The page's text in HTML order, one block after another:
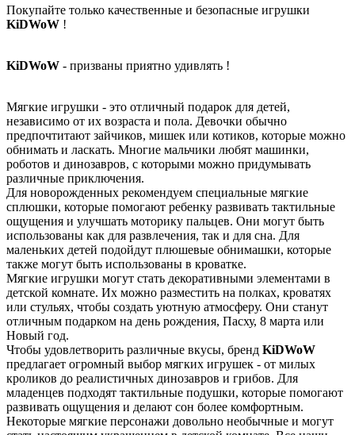
Покупайте только качественные и безопасные игрушки
KiDWoW !
KiDWoW - призваны приятно удивлять !
Мягкие игрушки - это отличный подарок для детей,
независимо от их возраста и пола. Девочки обычно
предпочтитают зайчиков, мишек или котиков, которые можно
обнимать и ласкать. Многие мальчики любят машинки,
роботов и динозавров, с которыми можно придумывать
различные приключения.
Для новорожденных рекомендуем специальные мягкие
сплюшки, которые помогают ребенку развивать тактильные
ощущения и улучшать моторику пальцев. Они могут быть
использованы как для развлечения, так и для сна. Для
маленьких детей подойдут плюшевые обнимашки, которые
также могут быть использованы в кроватке.
Мягкие игрушки могут стать декоративными элементами в
детской комнате. Их можно разместить на полках, кроватях
или стульях, чтобы создать уютную атмосферу. Они станут
отличным подарком на день рождения, Пасху, 8 марта или
Новый год.
Чтобы удовлетворить различные вкусы, бренд KiDWoW
предлагает огромный выбор мягких игрушек - от милых
кроликов до реалистичных динозавров и грибов. Для
младенцев подходят тактильные подушки, которые помогают
развивать ощущения и делают сон более комфортным.
Некоторые мягкие персонажи довольно необычные и могут